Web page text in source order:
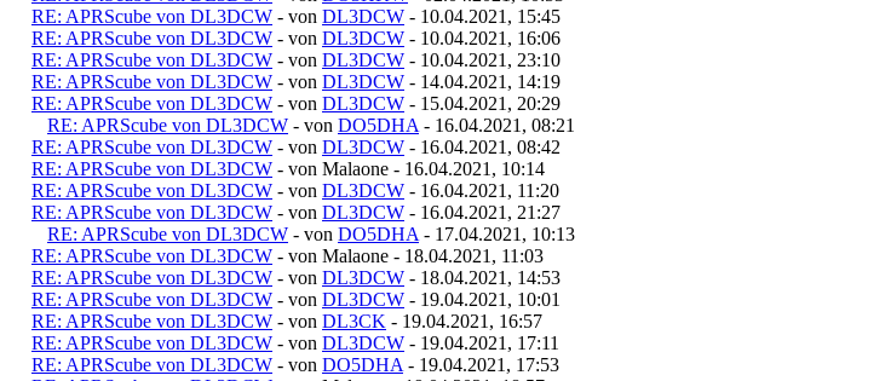
RE: APRScube von DL3DCW - von DL3DCW - 10.04.2021, 15:45
RE: APRScube von DL3DCW - von DL3DCW - 10.04.2021, 16:06
RE: APRScube von DL3DCW - von DL3DCW - 10.04.2021, 23:10
RE: APRScube von DL3DCW - von DL3DCW - 14.04.2021, 14:19
RE: APRScube von DL3DCW - von DL3DCW - 15.04.2021, 20:29
RE: APRScube von DL3DCW - von DO5DHA - 16.04.2021, 08:21
RE: APRScube von DL3DCW - von DL3DCW - 16.04.2021, 08:42
RE: APRScube von DL3DCW - von Malaone - 16.04.2021, 10:14
RE: APRScube von DL3DCW - von DL3DCW - 16.04.2021, 11:20
RE: APRScube von DL3DCW - von DL3DCW - 16.04.2021, 21:27
RE: APRScube von DL3DCW - von DO5DHA - 17.04.2021, 10:13
RE: APRScube von DL3DCW - von Malaone - 18.04.2021, 11:03
RE: APRScube von DL3DCW - von DL3DCW - 18.04.2021, 14:53
RE: APRScube von DL3DCW - von DL3DCW - 19.04.2021, 10:01
RE: APRScube von DL3DCW - von DL3CK - 19.04.2021, 16:57
RE: APRScube von DL3DCW - von DL3DCW - 19.04.2021, 17:11
RE: APRScube von DL3DCW - von DO5DHA - 19.04.2021, 17:53